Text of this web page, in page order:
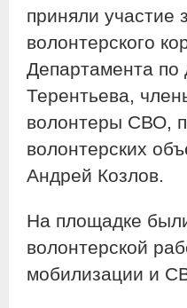
приняли участие
волонтерского
Департамента по
Терентьева,
волонтеры СВО,
волонтерских
Андрей Козлов.
На площадке
волонтерской
мобилизации и